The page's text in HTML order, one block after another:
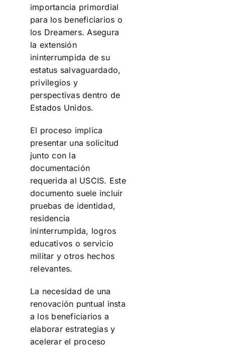
importancia primordial
para los beneficiarios o
los Dreamers. Asegura
la extensión
ininterrumpida de su
estatus salvaguardado,
privilegios y
perspectivas dentro de
Estados Unidos.
El proceso implica
presentar una solicitud
junto con la
documentación
requerida al USCIS. Este
documento suele incluir
pruebas de identidad,
residencia
ininterrumpida, logros
educativos o servicio
militar y otros hechos
relevantes.
La necesidad de una
renovación puntual insta
a los beneficiarios a
elaborar estrategias y
acelerar el proceso